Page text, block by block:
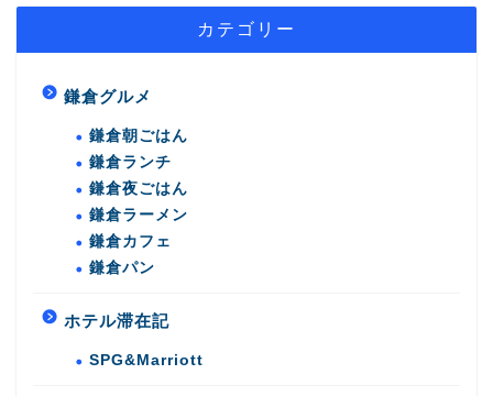
カテゴリー
鎌倉グルメ
鎌倉朝ごはん
鎌倉ランチ
鎌倉夜ごはん
鎌倉ラーメン
鎌倉カフェ
鎌倉パン
ホテル滞在記
SPG&Marriott